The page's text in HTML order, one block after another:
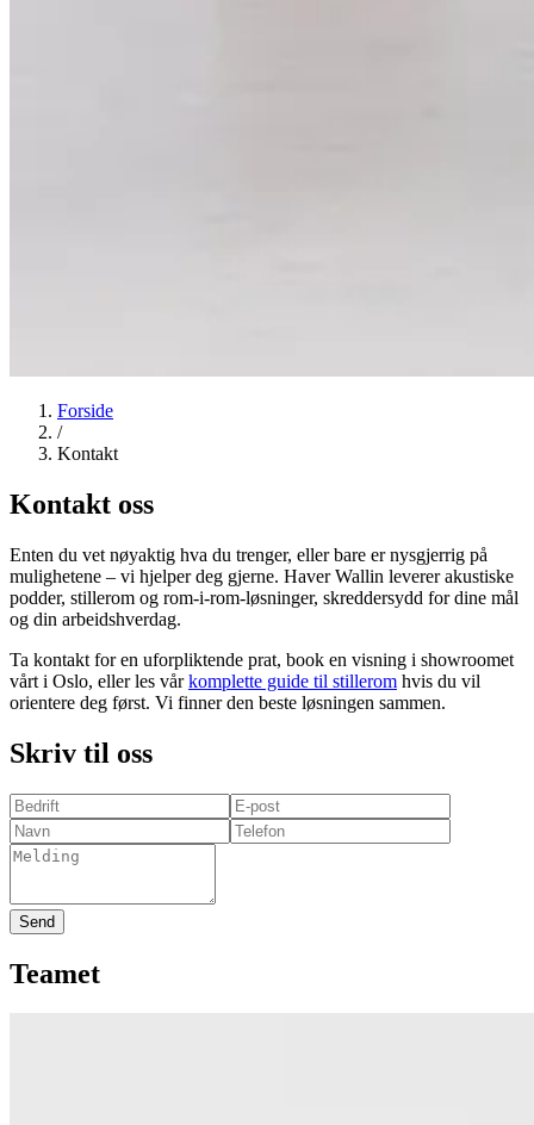
Forside
/
Kontakt
Kontakt oss
Enten du vet nøyaktig hva du trenger, eller bare er nysgjerrig på
mulighetene – vi hjelper deg gjerne. Haver Wallin leverer akustiske
podder, stillerom og rom-i-rom-løsninger, skreddersydd for dine mål
og din arbeidshverdag.
Ta kontakt for en uforpliktende prat, book en visning i showroomet
vårt i Oslo, eller les vårkomplette guide til stillerom hvis du vil
orientere deg først. Vi finner den beste løsningen sammen.
Skriv til oss
Send
Teamet